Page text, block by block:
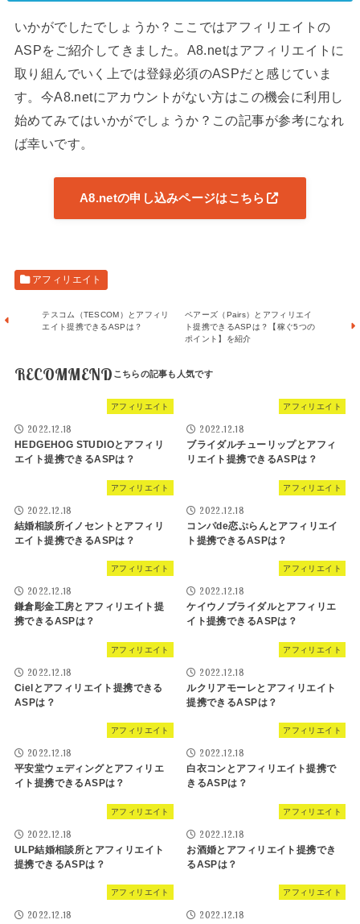
いかがでしたでしょうか？ここではアフィリエイトの
ASPをご紹介してきました。A8.netはアフィリエイトに
取り組んでいく上では登録必須のASPだと感じていま
す。今A8.netにアカウントがない方はこの機会に利用し
始めてみてはいかがでしょうか？この記事が参考になれ
ば幸いです。
A8.netの申し込みページはこちら
アフィリエイト
テスコム（TESCOM）とアフィリ
エイト提携できるASPは？
ペアーズ（Pairs）とアフィリエイ
ト提携できるASPは？【稼ぐ5つの
ポイント】を紹介
RECOMMEND
アフィリエイト
2022.12.18
HEDGEHOG STUDIOとアフィリ
エイト提携できるASPは？
アフィリエイト
2022.12.18
ブライダルチューリップとアフィ
リエイト提携できるASPは？
アフィリエイト
2022.12.18
結婚相談所イノセントとアフィリ
エイト提携できるASPは？
アフィリエイト
2022.12.18
コンパde恋ぷらんとアフィリエイ
ト提携できるASPは？
アフィリエイト
2022.12.18
鎌倉彫金工房とアフィリエイト提
携できるASPは？
アフィリエイト
2022.12.18
ケイウノブライダルとアフィリエ
イト提携できるASPは？
アフィリエイト
2022.12.18
Cielとアフィリエイト提携できる
ASPは？
アフィリエイト
2022.12.18
ルクリアモーレとアフィリエイト
提携できるASPは？
アフィリエイト
2022.12.18
平安堂ウェディングとアフィリエ
イト提携できるASPは？
アフィリエイト
2022.12.18
白衣コンとアフィリエイト提携で
きるASPは？
アフィリエイト
2022.12.18
ULP結婚相談所とアフィリエイト
提携できるASPは？
アフィリエイト
2022.12.18
お酒婚とアフィリエイト提携でき
るASPは？
アフィリエイト
2022.12.18
アフィリエイト
2022.12.18